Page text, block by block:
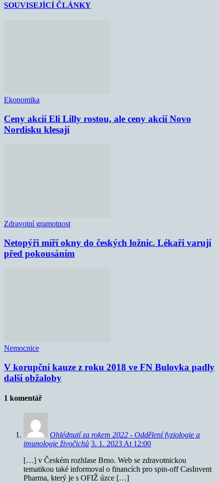
SOUVISEJÍCÍ ČLÁNKY
Ekonomika
Ceny akcií Eli Lilly rostou, ale ceny akcií Novo
Nordisku klesají
Zdravotní gramotnost
Netopýři míří okny do českých ložnic. Lékaři varují
před pokousáním
Nemocnice
V korupční kauze z roku 2018 ve FN Bulovka padly
další obžaloby
1 komentář
Ohlédnutí za rokem 2022 - Oddělení fyziologie a
imunologie živočichů 3. 1. 2023 At 12:00
[…] v Českém rozhlase Brno. Web se zdravotnickou
tematikou také informoval o financích pro spin-off CasInvent
Pharma, který je s OFIŽ úzce […]